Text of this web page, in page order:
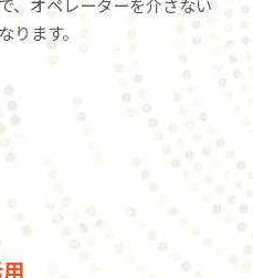
ます。